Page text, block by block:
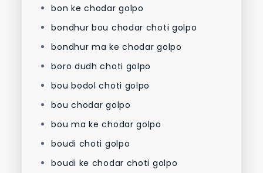
bon ke chodar golpo
bondhur bou chodar choti golpo
bondhur ma ke chodar golpo
boro dudh choti golpo
bou bodol choti golpo
bou chodar golpo
bou ma ke chodar golpo
boudi choti golpo
boudi ke chodar choti golpo